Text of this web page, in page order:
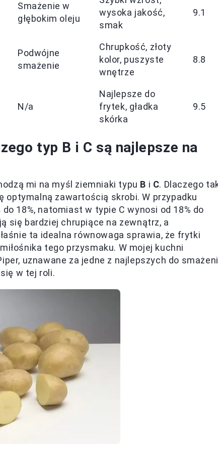
Smażenie w
głębokim oleju
wysoka jakość,
smak
9.1
Podwójne
smażenie
Chrupkość, złoty
kolor, puszyste
wnętrze
8.8
N/a
Najlepsze do
frytek, gładka
skórka
9.5
typ B i C są najlepsze na
mi na myśl ziemniaki typu B i C. Dlaczego
optymalną zawartością skrobi. W przypadku
18%, natomiast w typie C wynosi od 18% do
się bardziej chrupiące na zewnątrz, a
ta idealna równowaga sprawia, że frytki
tego przysmaku. W mojej kuchni
uznawane za jedne z najlepszych do
w tej roli.